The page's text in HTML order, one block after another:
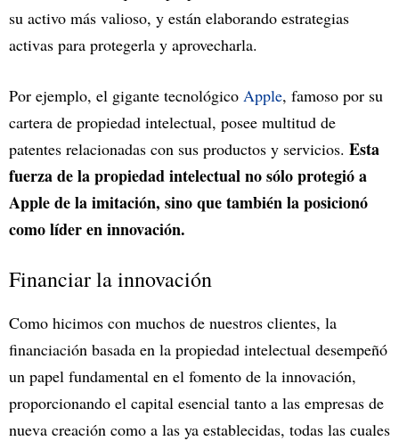
su activo más valioso, y están elaborando estrategias
activas para protegerla y aprovecharla.
Por ejemplo, el gigante tecnológico Apple, famoso por su
cartera de propiedad intelectual, posee multitud de
patentes relacionadas con sus productos y servicios. Esta
fuerza de la propiedad intelectual no sólo protegió a
Apple de la imitación, sino que también la posicionó
como líder en innovación.
Financiar la innovación
Como hicimos con muchos de nuestros clientes, la
financiación basada en la propiedad intelectual desempeñó
un papel fundamental en el fomento de la innovación,
proporcionando el capital esencial tanto a las empresas de
nueva creación como a las ya establecidas, todas las cuales